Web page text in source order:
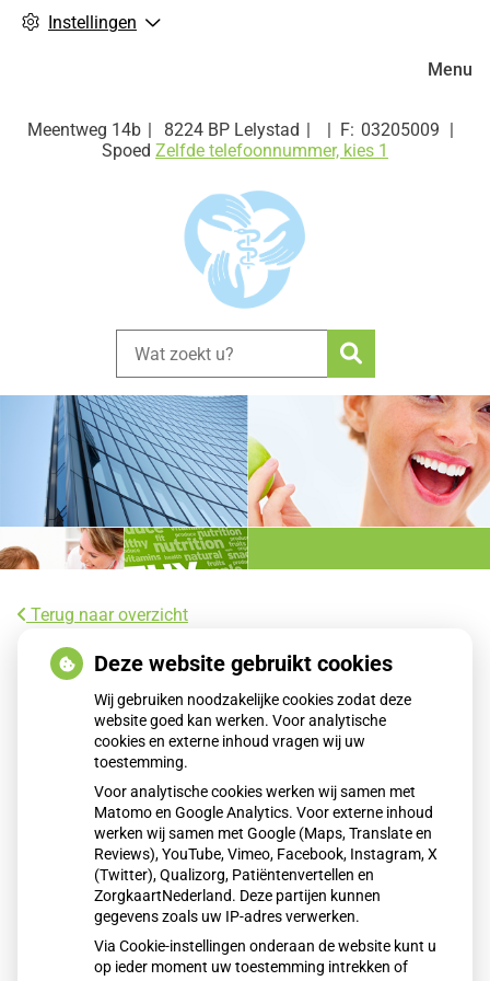
Instellingen
Meentweg 14b 8224 BP Lelystad
03205009
Spoed Zelfde telefoonnummer, kies 1
Zoeken
Menu
Terug naar overzicht
SEH’s zagen deze jaarwisseling fors
meer vuurwerkslachtoffers
Tijdens de jaarwisseling belandden ruim 1.200 mensen op
de SEH of HAP door vuurwerk, een forse stijging ten
opzichte van vorig jaar. Vooral het aantal SEH-slachtoffers
nam toe, met opvallend veel ernstig gewonde kinderen. De
toename komt niet door meer illegaal vuurwerk, maar
mogelijk door risicovoller gedrag van afstekers.
Lees het hele artikel op: Nationale zorggids
Publicatiedatum:06-01-2026
Deze website gebruikt cookies
Wij gebruiken noodzakelijke cookies zodat deze
website goed kan werken. Voor analytische
cookies en externe inhoud vragen wij uw
toestemming.
Voor analytische cookies werken wij samen met
Matomo en Google Analytics. Voor externe inhoud
werken wij samen met Google (Maps, Translate en
Reviews), YouTube, Vimeo, Facebook, Instagram, X
(Twitter), Qualizorg, Patiëntenvertellen en
ZorgkaartNederland. Deze partijen kunnen
gegevens zoals uw IP-adres verwerken.
Via Cookie-instellingen onderaan de website kunt u
op ieder moment uw toestemming intrekken of